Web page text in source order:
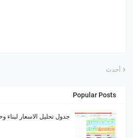
أحدث
Popular Posts
جدول تحليل الاسعار لبناء